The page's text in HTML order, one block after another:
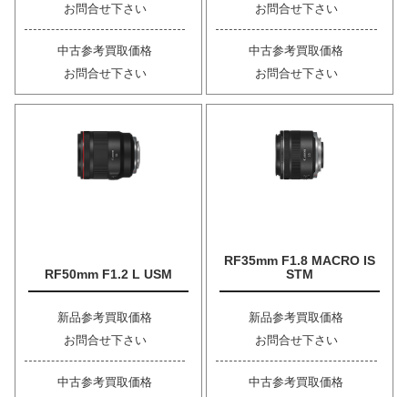
お問合せ下さい
中古参考買取価格
お問合せ下さい
お問合せ下さい
中古参考買取価格
お問合せ下さい
RF50mm F1.2 L USM
新品参考買取価格
お問合せ下さい
中古参考買取価格
RF35mm F1.8 MACRO IS
STM
新品参考買取価格
お問合せ下さい
中古参考買取価格